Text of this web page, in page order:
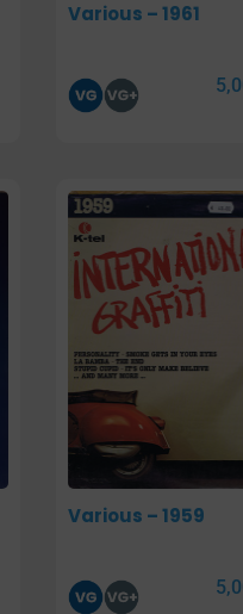
Various – 1961
Various – 1959